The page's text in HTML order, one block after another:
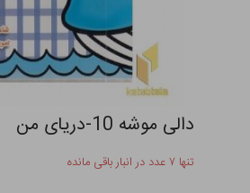
دالی موشه 10-دریای من
تنها ۷ عدد در انبار باقی مانده